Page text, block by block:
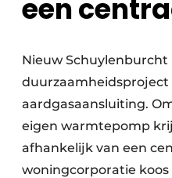
een
Nieuw Schuylenburcht
duurzaamheidsproject
aardgasaansluiting.
eigen warmtepomp
afhankelijk van een
woningcorporatie